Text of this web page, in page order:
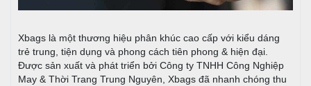
Xbags là một thương hiệu phân khúc cao cấp với kiểu dáng
trẻ trung, tiện dụng và phong cách tiên phong & hiện đại.
Được sản xuất và phát triển bởi Công ty TNHH Công Nghiệp
May & Thời Trang Trung Nguyên, Xbags đã nhanh chóng thu